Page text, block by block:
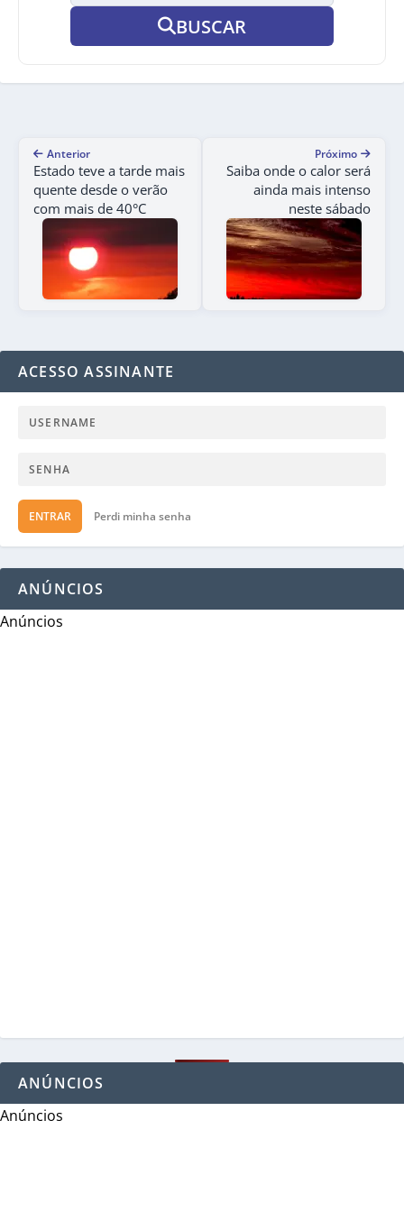
BUSCAR
Anterior
Estado teve a tarde mais
quente desde o verão
com mais de 40°C
Próximo
Saiba onde o calor será
ainda mais intenso
neste sábado
ACESSO ASSINANTE
ENTRAR Perdi minha senha
ANÚNCIOS
Anúncios
ANÚNCIOS
Anúncios